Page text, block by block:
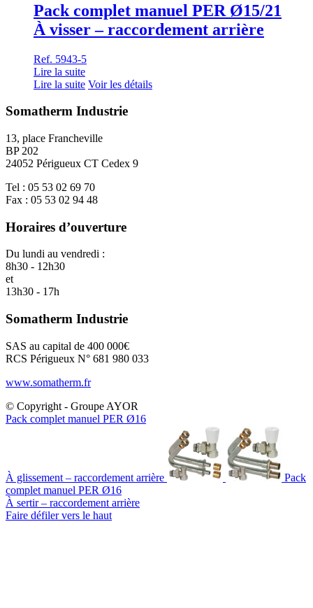
Pack complet manuel PER Ø15/21
À visser – raccordement arrière
Ref. 5943-5
Lire la suite
Lire la suite Voir les détails
Somatherm Industrie
13, place Francheville
BP 202
24052 Périgueux CT Cedex 9
Tel : 05 53 02 69 70
Fax : 05 53 02 94 48
Horaires d’ouverture
Du lundi au vendredi :
8h30 - 12h30
et
13h30 - 17h
Somatherm Industrie
SAS au capital de 400 000€
RCS Périgueux N° 681 980 033
www.somatherm.fr
© Copyright - Groupe AYOR
Pack complet manuel PER Ø16
À glissement – raccordement arrière
Pack
complet manuel PER Ø16
À sertir – raccordement arrière
Faire défiler vers le haut